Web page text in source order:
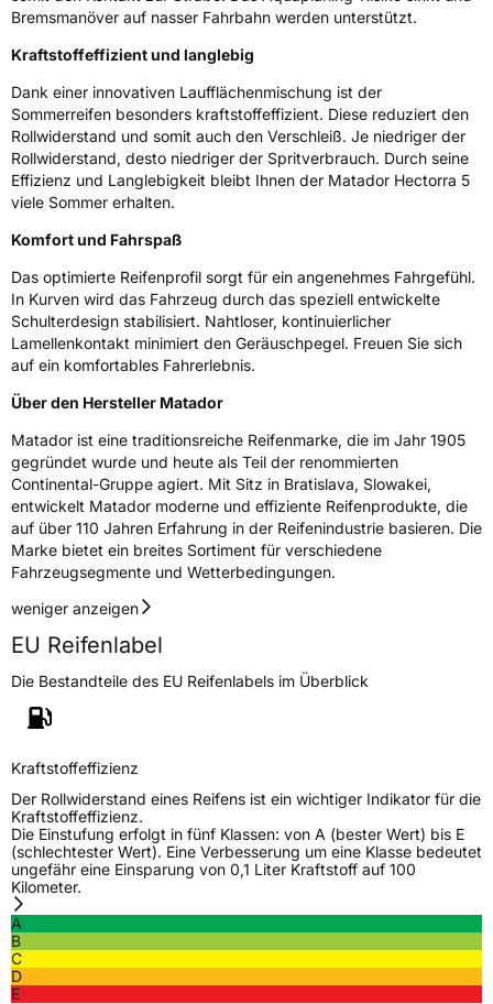
ZustandNeureifen
EU Label
EffizienzC
NasshaftungB
Rollgeräusch (Klasse)B
Rollgeräusch (dB)71
FahrzeugklasseC1
3PMSF / Schneeflockensymbol / Alpine-Symbol
Allgemeine Produktsicherheit (GPSR)
HerstellerkontaktContinental Reifen Deutschland GmbH,
Continental-Plaza 1 30175 Hannover
Deutschland,
customerservice_tires@conti.de
Bremsmanöver auf nasser Fahrbahn werden unterstützt.
Kraftstoffeffizient und langlebig
Dank einer innovativen Laufflächenmischung ist der
Sommerreifen besonders kraftstoffeffizient. Diese reduziert den
Rollwiderstand und somit auch den Verschleiß. Je niedriger der
Rollwiderstand, desto niedriger der Spritverbrauch. Durch seine
Effizienz und Langlebigkeit bleibt Ihnen der Matador Hectorra 5
viele Sommer erhalten.
Komfort und Fahrspaß
Das optimierte Reifenprofil sorgt für ein angenehmes Fahrgefühl.
In Kurven wird das Fahrzeug durch das speziell entwickelte
Schulterdesign stabilisiert. Nahtloser, kontinuierlicher
Lamellenkontakt minimiert den Geräuschpegel. Freuen Sie sich
auf ein komfortables Fahrerlebnis.
Über den Hersteller Matador
Matador ist eine traditionsreiche Reifenmarke, die im Jahr 1905
gegründet wurde und heute als Teil der renommierten
Continental-Gruppe agiert. Mit Sitz in Bratislava, Slowakei,
entwickelt Matador moderne und effiziente Reifenprodukte, die
auf über 110 Jahren Erfahrung in der Reifenindustrie basieren. Die
Marke bietet ein breites Sortiment für verschiedene
Fahrzeugsegmente und Wetterbedingungen.
weniger anzeigen
EU Reifenlabel
Die Bestandteile des EU Reifenlabels im Überblick
Kraftstoffeffizienz
Der Rollwiderstand eines Reifens ist ein wichtiger Indikator für die
Kraftstoffeffizienz.
Die Einstufung erfolgt in fünf Klassen: von A (bester Wert) bis E
(schlechtester Wert). Eine Verbesserung um eine Klasse bedeutet
ungefähr eine Einsparung von 0,1 Liter Kraftstoff auf 100
Kilometer.
A
B
C
D
E